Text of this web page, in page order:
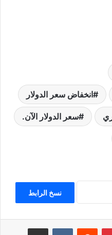
انخفاض سعر الدولار
سعر الدولار الآن.
نسخ الرابط
بينتيريست مشاركة عبر البريد